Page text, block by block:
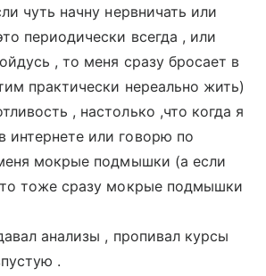
чуть начну нервничать или
периодически всегда , или
, то меня сразу бросает в
практически нереально жить)
, настолько ,что когда я
интернете или говорю по
мокрые подмышки (а если
тоже сразу мокрые подмышки
анализы , пропивал курсы
.